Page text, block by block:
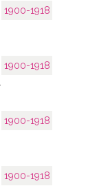
1900-1918
1900-1918
1900-1918
1900-1918